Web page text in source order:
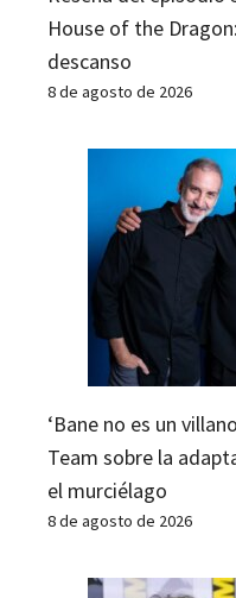
House of the
descanso
8 de agosto de 2026
‘Bane no es un
Team sobre la
el murciélago
8 de agosto de 2026